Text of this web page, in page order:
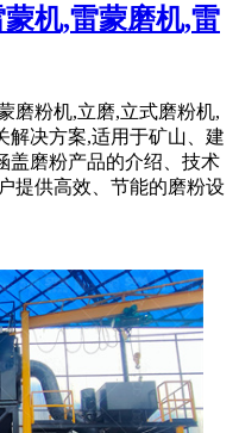
机,雷蒙磨机,雷
磨粉机,立磨,立式磨粉机,
解决方案,适用于矿山、建
盖磨粉产品的介绍、技术
提供高效、节能的磨粉设